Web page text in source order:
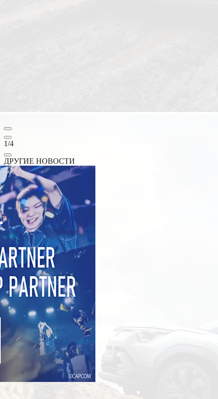
1/4
ДРУГИЕ НОВОСТИ